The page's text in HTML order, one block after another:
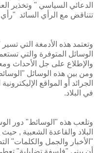
الدعائي السياسي " وتخذير
تتناقض مع الرأي السائد
وتعتمد هذه الأدمغة التي
الوسائل المتوفرة والتي
والإطلاع على جل الأحداث
ومن بين هذه الوسائل "الوسائط
الجرائد أو المواقع
في البلاد.
وتلعب هذه "الوسائط" دور
البلاد والقاعدة الشعبية ,
"الأخبار والجمل والكلمات"
أن يبني "فلسفة تضليلية"